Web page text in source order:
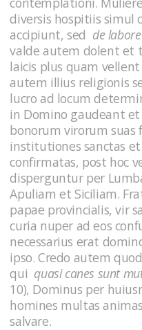
diversis hospitiis simul
accipiunt, sed de
valde autem dolent et
laicis plus quam
autem illius religionis
lucro ad locum
in Domino gaudeant
bonorum virorum
institutiones sanctas
confirmatas, post hoc
disperguntur per
Apuliam et Siciliam.
papae provincialis, vir
curia nuper ad eos
necessarius erat
ipso. Credo autem
qui quasi canes sunt
10), Dominus per
homines multas
salvare.